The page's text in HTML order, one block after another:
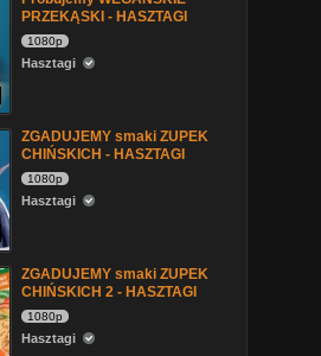
PRZEKĄSKI - HASZTAGI
1080p
Hasztagi
ZGADUJEMY smaki ZUPEK
CHIŃSKICH - HASZTAGI
1080p
Hasztagi
ZGADUJEMY smaki ZUPEK
CHIŃSKICH 2 - HASZTAGI
1080p
Hasztagi